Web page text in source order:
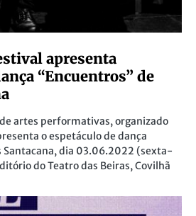
apresenta
“Encuentros” de
artes performativas, organizado
o espetáculo de dança
Santacana, dia 03.06.2022 (sexta-
do Teatro das Beiras, Covilhã